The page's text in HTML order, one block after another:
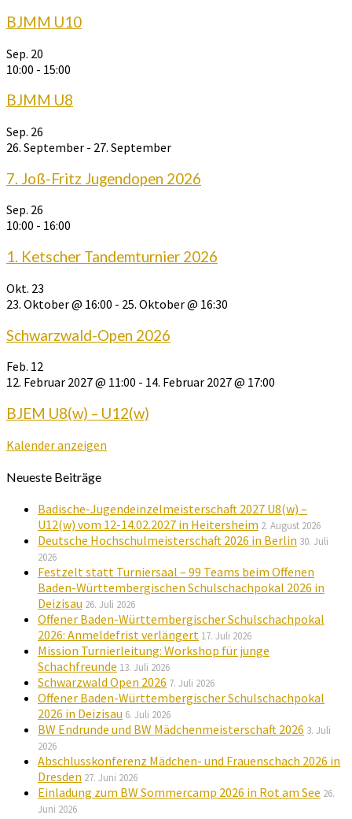
BJMM U10
Sep. 20
10:00 - 15:00
BJMM U8
Sep. 26
26. September - 27. September
7. Joß-Fritz Jugendopen 2026
Sep. 26
10:00 - 16:00
1. Ketscher Tandemturnier 2026
Okt. 23
23. Oktober @ 16:00 - 25. Oktober @ 16:30
Schwarzwald-Open 2026
Feb. 12
12. Februar 2027 @ 11:00 - 14. Februar 2027 @ 17:00
BJEM U8(w) – U12(w)
Kalender anzeigen
Neueste Beiträge
Badische-Jugendeinzelmeisterschaft 2027 U8(w) –
U12(w) vom 12-14.02.2027 in Heitersheim 2. August 2026
Deutsche Hochschulmeisterschaft 2026 in Berlin 30. Juli
2026
Festzelt statt Turniersaal – 99 Teams beim Offenen
Baden-Württembergischen Schulschachpokal 2026 in
Deizisau 26. Juli 2026
Offener Baden-Württembergischer Schulschachpokal
2026: Anmeldefrist verlängert 17. Juli 2026
Mission Turnierleitung: Workshop für junge
Schachfreunde 13. Juli 2026
Schwarzwald Open 2026 7. Juli 2026
Offener Baden-Württembergischer Schulschachpokal
2026 in Deizisau 6. Juli 2026
BW Endrunde und BW Mädchenmeisterschaft 2026 3. Juli
2026
Abschlusskonferenz Mädchen- und Frauenschach 2026 in
Dresden 27. Juni 2026
Einladung zum BW Sommercamp 2026 in Rot am See 26.
Juni 2026